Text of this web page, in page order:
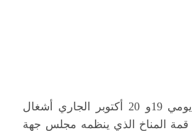
تحتضن مدينة العيون يومي 19و 20 أكتوبر الجاري أشغال
قمة المناخ الذي ينظمه مجلس جهة